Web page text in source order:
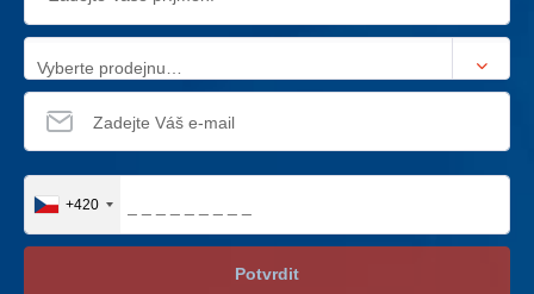
Vyberte prodejnu…
+420
Potvrdit